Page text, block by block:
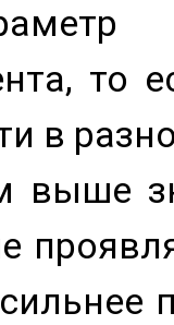
то
в
выше